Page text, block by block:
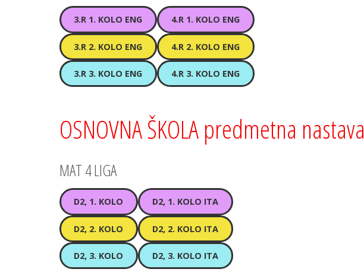
3.R 1. KOLO ENG 4.R 1. KOLO ENG
3.R 2. KOLO ENG 4.R 2. KOLO ENG
3.R 3. KOLO ENG 4.R 3. KOLO ENG
OSNOVNA ŠKOLA predmetna nastava
MAT 4 LIGA
D2, 1. KOLO D2, 1. KOLO ITA
D2, 2. KOLO D2, 2. KOLO ITA
D2, 3. KOLO D2, 3. KOLO ITA